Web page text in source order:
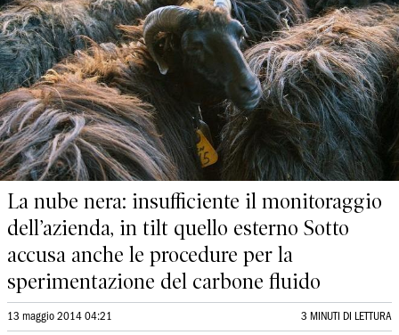
La nube nera: insufficiente il monitoraggio
dell’azienda, in tilt quello esterno Sotto
accusa anche le procedure per la
sperimentazione del carbone fluido
13 maggio 2014 04:21 3 MINUTI DI LETTURA